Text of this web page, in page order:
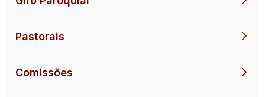
Pastorais
Comissões